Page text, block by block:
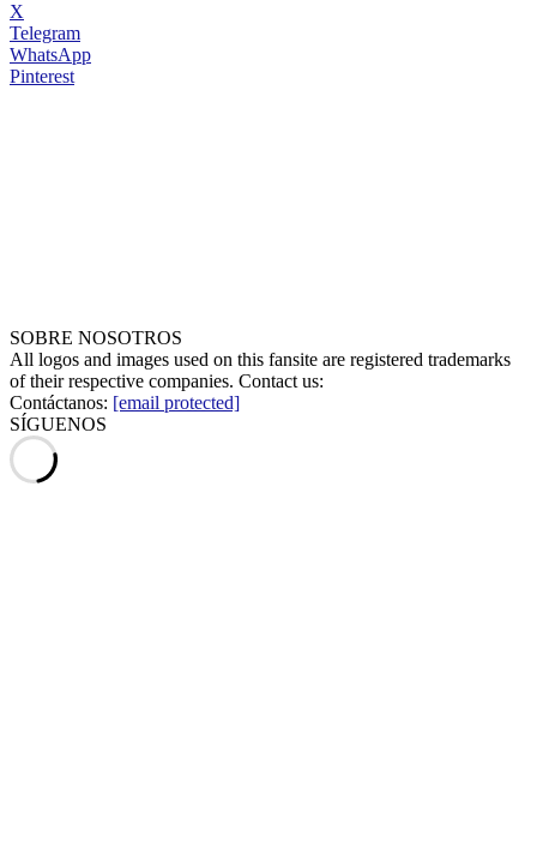
X
Telegram
WhatsApp
Pinterest
SOBRE NOSOTROS
All logos and images used on this fansite are registered trademarks
of their respective companies. Contact us:
Contáctanos: [email protected]
SÍGUENOS